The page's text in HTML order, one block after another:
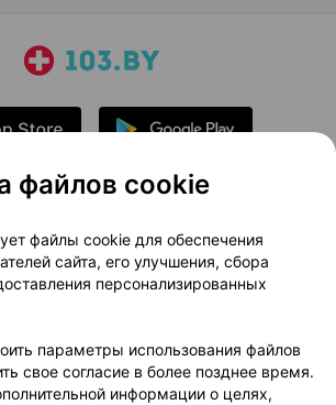
Новости проекта
рекламы
Медицинский маркетинг
договор
Доставка
оплаты
Вакансии
Партнеры
руководителю 103.by
файлов cookie
файлы cookie для обеспечения
сайта, его улучшения, сбора
персонализированных
параметры использования файлов
свое согласие в более позднее время.
информации о целях,